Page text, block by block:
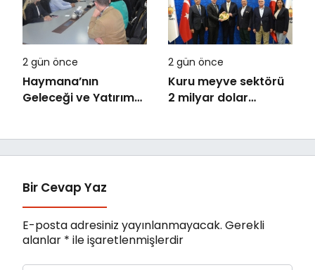
2 gün önce
Haymana’nın
Geleceği ve Yatırım
2 gün önce
Kuru meyve sektörü
2 milyar dolar
Bir Cevap Yaz
E-posta adresiniz yayınlanmayacak. Gerekli
alanlar * ile işaretlenmişlerdir